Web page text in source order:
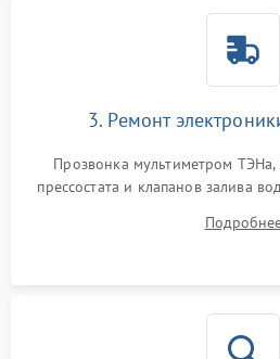
3. Ремонт
Прозвонка мультиметром ТЭНа,
прессостата и клапанов залива
Восстановление целостности